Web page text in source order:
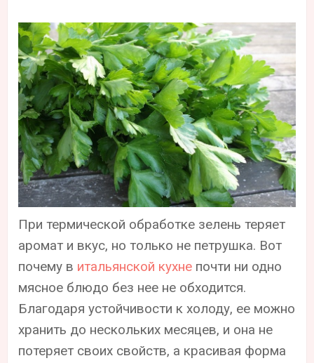
При термической обработке зелень теряет
аромат и вкус, но только не петрушка. Вот
почему в итальянской кухне почти ни одно
мясное блюдо без нее не обходится.
Благодаря устойчивости к холоду, ее можно
хранить до нескольких месяцев, и она не
потеряет своих свойств, а красивая форма